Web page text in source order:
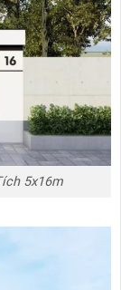
5x16m